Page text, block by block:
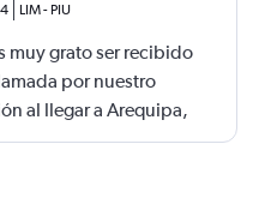
LIM- PIU
muy grato ser recibido
por nuestro
al llegar a Arequipa,
indicaba la cinta del